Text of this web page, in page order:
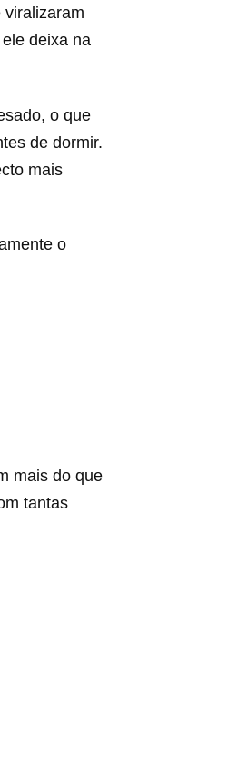
viralizaram
deixa na
o que
de dormir.
mais
o
mais do que
tantas